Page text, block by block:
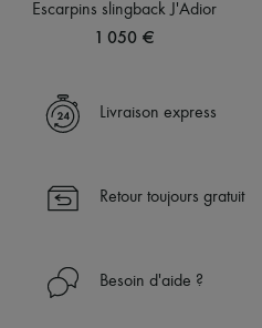
Escarpins slingback J'Adior
1 050 €
Livraison express
Retour toujours gratuit
Besoin d'aide ?